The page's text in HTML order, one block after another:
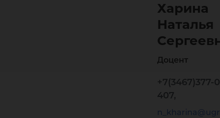
Харина
Наталья
Доцент
+7(3467)377-
407,